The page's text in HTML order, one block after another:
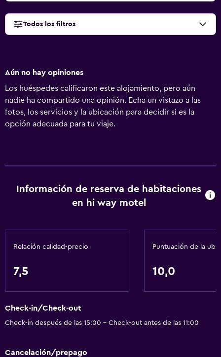
Todos los filtros
Aún no hay opiniones
Los huéspedes calificaron este alojamiento, pero aún
nadie ha compartido una opinión. Echa un vistazo a las
fotos, los servicios y la ubicación para decidir si es la
opción adecuada para tu viaje.
Información de reserva de habitaciones
en hi way motel
Relación calidad-precio
7,5
Puntuación de la
10,0
Check-in/Check-out
Check-in después de las 15:00 - Check-out antes de las 11:00
Cancelación/prepago